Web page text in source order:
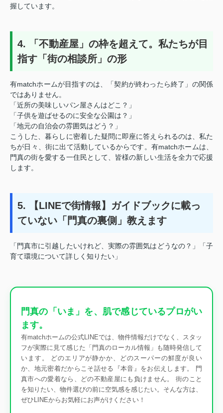
握しています。
4. 「不動産屋」の枠を超えて。私たちが目
指す「街の相談所」の形
有matchホームが目指すのは、「契約が終わったら終了」の関係
ではありません。
「近所の美味しいパン屋さんはどこ？」
「子供を遊ばせるのに安全な公園は？」
「地元の自治会の雰囲気はどう？」
こうした、暮らしに密着した疑問に即座に答えられるのは、私た
ちが日々、街に出て活動しているからです。有matchホームは、
門真の街を愛する一住民として、皆様の新しい生活を全力で応援
します。
5. 【LINEで街情報】ガイドブックに載っ
ていない「門真の裏側」教えます
「門真市に引越したいけれど、実際の雰囲気はどうなの？」「子
育て環境について詳しく知りたい」
門真の「いま」を、肌で感じているプロがい
ます。
有matchホームの公式LINEでは、物件情報だけでなく、スタッ
フが実際に見て感じた「門真のローカル情報」も随時発信して
います。 どのエリアが静かか、どのスーパーの鮮度が良い
か、地元密着だからこそ話せる『本音』をお伝えします。 門
真市への愛着なら、どの不動産屋にも負けません。 街のこと
を知りたい、物件選びの前に空気感を感じたい。そんな方は、
ぜひLINEからお気軽にお声がけください！